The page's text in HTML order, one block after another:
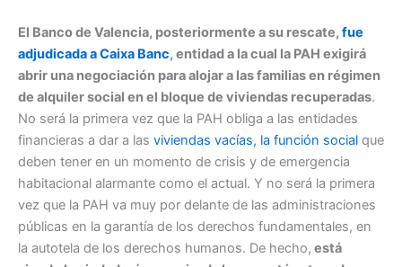
El Banco de Valencia, posteriormente a su rescate, fue
adjudicada a Caixa Banc, entidad a la cual la PAH exigirá
abrir una negociación para alojar a las familias en régimen
de alquiler social en el bloque de viviendas recuperadas.
No será la primera vez que la PAH obliga a las entidades
financieras a dar a las viviendas vacías, la función social que
deben tener en un momento de crisis y de emergencia
habitacional alarmante como el actual. Y no será la primera
vez que la PAH va muy por delante de las administraciones
públicas en la garantía de los derechos fundamentales, en
la autotela de los derechos humanos. De hecho, está